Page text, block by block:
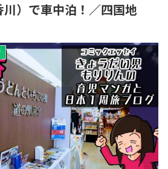
）で車中泊！／四国地